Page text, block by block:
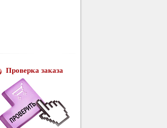
Проверка заказа